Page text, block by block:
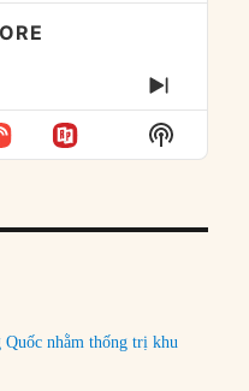
NEXT
Show
Podcast
nhằm thống trị khu